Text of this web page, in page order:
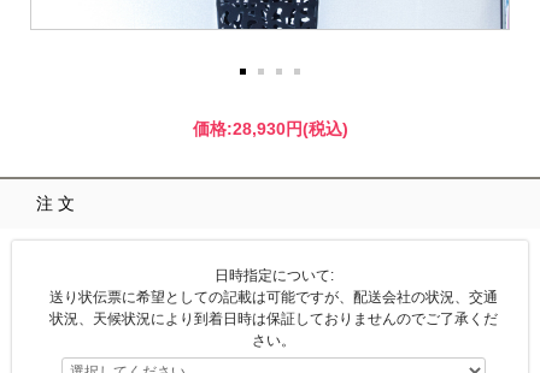
価格:28,930円(税込)
注文
日時指定について:
送り状伝票に希望としての記載は可能ですが、配送会社の状況、交通
状況、天候状況により到着日時は保証しておりませんのでご了承くだ
さい。